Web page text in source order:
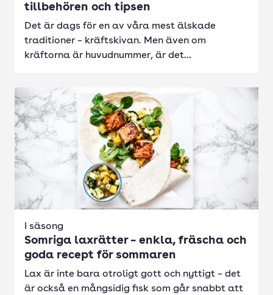
tillbehören och tipsen
Det är dags för en av våra mest älskade
traditioner – kräftskivan. Men även om
kräftorna är huvudnummer, är det...
I säsong
Somriga laxrätter – enkla, fräscha och
goda recept för sommaren
Lax är inte bara otroligt gott och nyttigt – det
är också en mångsidig fisk som går snabbt att